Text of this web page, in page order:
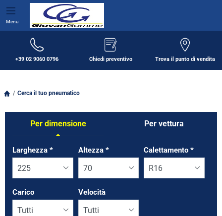
Menu
+39 02 9060 0796 Chiedi preventivo Trova il punto di vendita
Cerca il tuo pneumatico
Per dimensione Per vettura
Tab updated: Per dimensione
Larghezza * Altezza * Calettamento*
Carico Velocità